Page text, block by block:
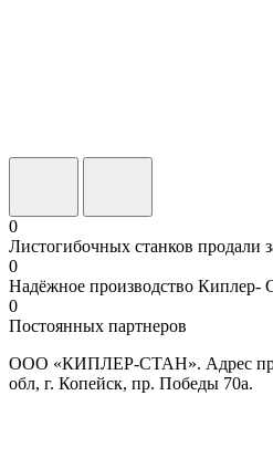
0
Листогибочных станков продали
0
Надёжное производство Киплер-
0
Постоянных партнеров
ООО «КИПЛЕР-СТАН». Адрес
обл, г. Копейск, пр. Победы 70а.